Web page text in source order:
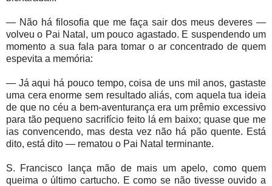
— Não há filosofia que me faça sair dos meus deveres —
volveu o Pai Natal, um pouco agastado. E suspendendo um
momento a sua fala para tomar o ar concentrado de quem
espevita a memória:
— Já aqui há pouco tempo, coisa de uns mil anos, gastaste
uma cera enorme sem resultado aliás, com aquela tua ideia
de que no céu a bem-aventurança era um prêmio excessivo
para tão pequeno sacrifício feito lá em baixo; quase que me
ias convencendo, mas desta vez não há pão quente. Está
dito, está dito — rematou o Pai Natal terminante.
S. Francisco lança mão de mais um apelo, como quem
queima o último cartucho. E como se não tivesse ouvido a